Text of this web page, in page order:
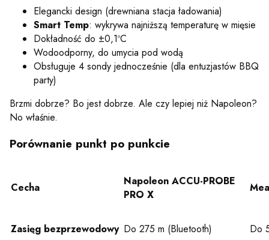
Elegancki design (drewniana stacja ładowania)
Smart Temp: wykrywa najniższą temperaturę w mięsie
Dokładność do ±0,1ºC
Wodoodporny, do umycia pod wodą
Obsługuje 4 sondy jednocześnie (dla entuzjastów BBQ
party)
Brzmi dobrze? Bo jest dobrze. Ale czy lepiej niż Napoleon?
No właśnie.
Porównanie punkt po punkcie
Cecha
Napoleon ACCU-PROBE
PRO X
Zasięg bezprzewodowy Do 275 m (Bluetooth) Do